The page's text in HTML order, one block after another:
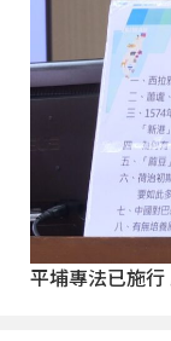
平埔專法已施